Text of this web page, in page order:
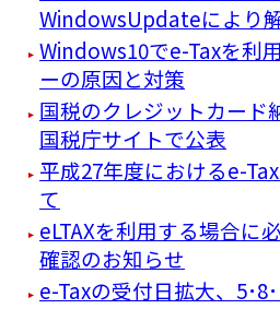
WindowsUpdateにより
Windows10でe-Taxを利
ーの原因と対策
国税のクレジットカー
国税庁サイトで公表
平成27年度におけるe-
て
eLTAXを利用する場合に
確認のお知らせ
e-Taxの受付日拡大、5･8